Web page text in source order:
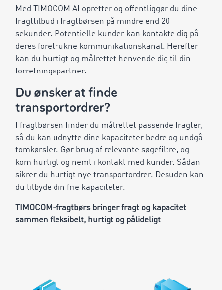
Med TIMOCOM AI opretter og offentliggør du dine
fragttilbud i fragtbørsen på mindre end 20
sekunder. Potentielle kunder kan kontakte dig på
deres foretrukne kommunikationskanal. Herefter
kan du hurtigt og målrettet henvende dig til din
forretningspartner.
Du ønsker at finde
transportordrer?
I fragtbørsen finder du målrettet passende fragter,
så du kan udnytte dine kapaciteter bedre og undgå
tomkørsler. Gør brug af relevante søgefiltre, og
kom hurtigt og nemt i kontakt med kunder. Sådan
sikrer du hurtigt nye transportordrer. Desuden kan
du tilbyde din frie kapaciteter.
TIMOCOM-fragtbørs bringer fragt og kapacitet
sammen fleksibelt, hurtigt og pålideligt